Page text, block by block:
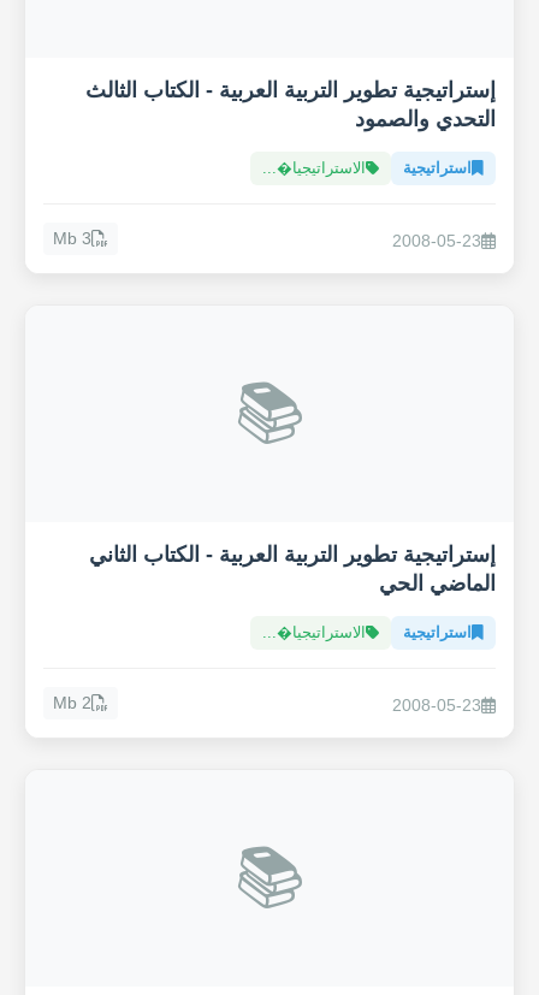
إستراتيجية تطوير التربية العربية - الكتاب الثالث
التحدي والصمود
استراتيجية الاستراتيجيا�...
2008-05-23
3 Mb
📚
إستراتيجية تطوير التربية العربية - الكتاب الثاني
الماضي الحي
استراتيجية الاستراتيجيا�...
2008-05-23
2 Mb
📚